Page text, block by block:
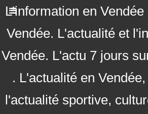
L'information en
Vendée. L'actualité et
Vendée. L'actu 7 jours
. L'actualité en
l'actualité sportive,